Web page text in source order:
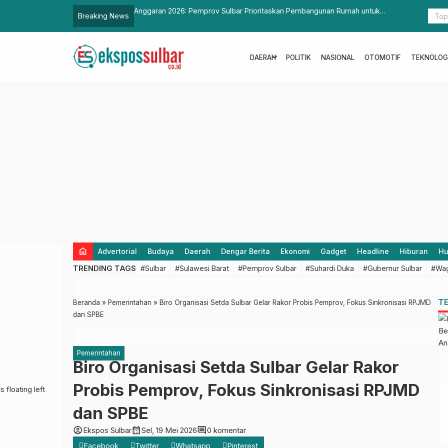
Breaking News
Anggaran 2026: Pemprov Sulbar Prioritaskan Pembangunan Rumah untuk
Pemprov
DAERAH
expand_more POLITIK NASIONAL OTOMOTIF
home Advertorial Budaya Daerah Dengar Berita Ekonomi Gadget Headline Hiburan
TRENDING TAGS #Sulbar #Sulawesi Barat #Pemprov Sulbar #Suhardi Duka #Gubernur Sulbar
Beranda » Pemerintahan » Biro Organisasi Setda Sulbar Gelar Rakor Probis Pemprov, Fokus Sinkronisasi RPJMD
dan SPBE
Pemerintahan
Biro Organisasi Setda Sulbar Gelar Rakor
Probis Pemprov, Fokus Sinkronisasi RPJMD
dan SPBE
account_circleEkspos Sulbarcalendar_monthSel, 19 Mei 2026comment0 komentar
Facebook
Twitter Whatsapp Pinterest